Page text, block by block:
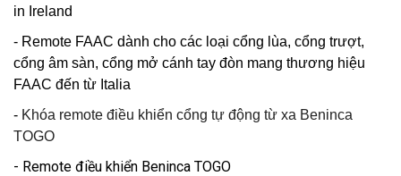
in Ireland
- Remote FAAC dành cho các loại cổng lùa, cổng trượt,
cổng âm sàn, cổng mở cánh tay đòn mang thương hiệu
FAAC đến từ Italia
- Khóa remote điều khiển cổng tự động từ xa Beninca
TOGO
- Remote điều khiển Beninca TOGO